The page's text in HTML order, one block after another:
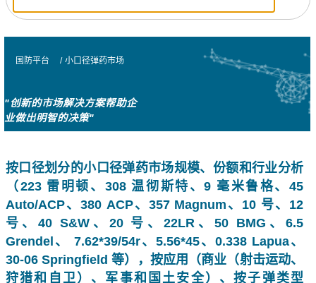
国防平台 / 小口径弹药市场
"创新的市场解决方案帮助企
业做出明智的决策"
按口径划分的小口径弹药市场规模、份额和行业分析
（223 雷明顿、308 温彻斯特、9 毫米鲁格、45
Auto/ACP、380 ACP、357 Magnum、10 号、12
号、40 S&W、20 号、22LR、50 BMG、6.5
Grendel、 7.62*39/54r、5.56*45、0.338 Lapua、
30-06 Springfield 等），按应用（商业（射击运动、
狩猎和自卫）、军事和国土安全）、按子弹类型